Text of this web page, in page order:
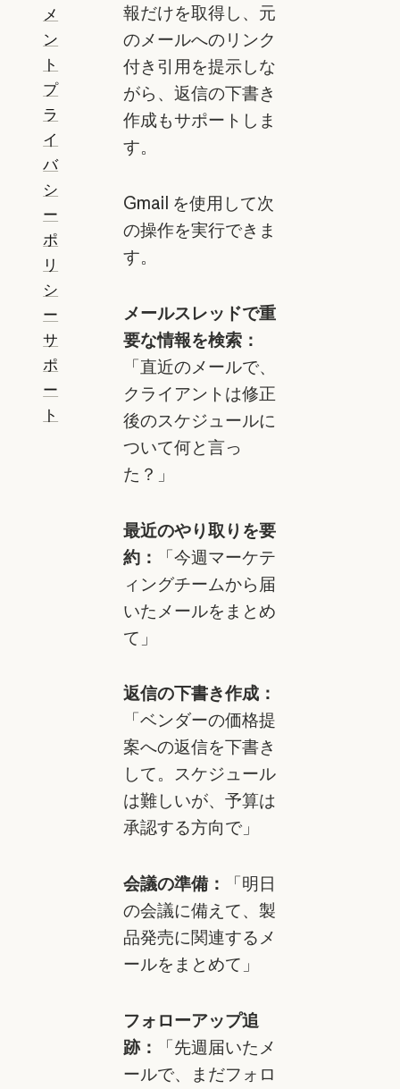
メ
ン
ト
プ
ラ
イ
バ
シ
ー
ポ
リ
シ
ー
サ
ポ
ー
ト
報だけを取得し、元
のメールへのリンク
付き引用を提示しな
がら、返信の下書き
作成もサポートしま
す。
Gmail を使用して次
の操作を実行できま
す。
メールスレッドで重
要な情報を検索：
「直近のメールで、
クライアントは修正
後のスケジュールに
ついて何と言っ
た？」
最近のやり取りを要
約：
「今週マーケテ
ィングチームから届
いたメールをまとめ
て」
返信の下書き作成：
「ベンダーの価格提
案への返信を下書き
して。スケジュール
は難しいが、予算は
承認する方向で」
会議の準備：
「明日
の会議に備えて、製
品発売に関連するメ
ールをまとめて」
フォローアップ追
跡：
「先週届いたメ
ールで、まだフォロ